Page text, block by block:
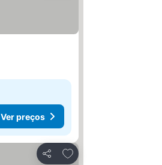
Ver preços
Partilhar
Adicionar aos favoritos